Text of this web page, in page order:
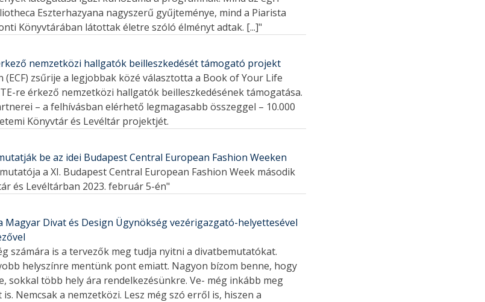
Eszterhazyana nagyszerű gyűjteménye, mind a Piarista
Könyvtárában látottak életre szóló élményt adtak. [...]"
nemzetközi hallgatók beilleszkedését támogató projekt
zsűrije a legjobbak közé választotta a Book of Your Life
re érkező nemzetközi hallgatók beilleszkedésének támogatása.
– a felhívásban elérhető legmagasabb összeggel – 10.000
Könyvtár és Levéltár projektjét.
be az idei Budapest Central European Fashion Weeken
a XI. Budapest Central European Fashion Week második
és Levéltárban 2023. február 5-én"
Magyar Divat és Design Ügynökség vezérigazgató-helyettesével
számára is a tervezők meg tudja nyitni a divatbemutatókat.
helyszínre mentünk pont emiatt. Nagyon bízom benne, hogy
sokkal több hely ára rendelkezésünkre. Ve- még inkább meg
Nemcsak a nemzetközi. Lesz még szó erről is, hiszen a